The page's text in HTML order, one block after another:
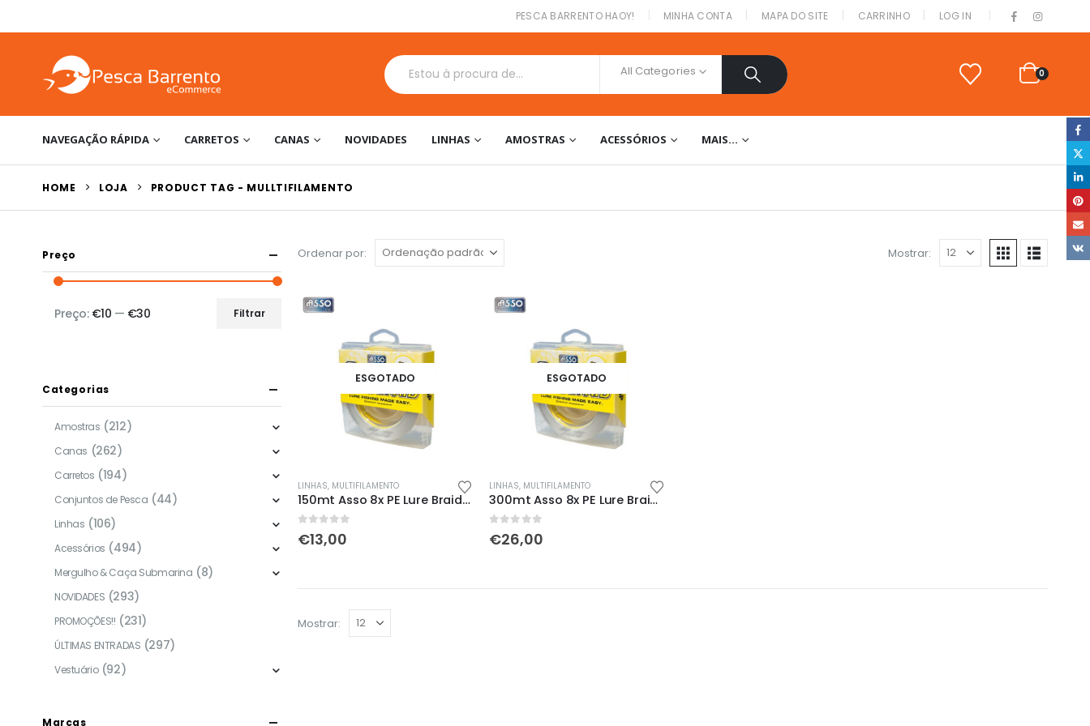
PESCA BARRENTO HAOY! MINHA CONTA MAPA DO SITE CARRINHO LOG IN
All Categories 0
NAVEGAÇÃO RÁPIDA CARRETOS CANAS NOVIDADES LINHAS AMOSTRAS ACESSÓRIOS MAIS…
HOME LOJA PRODUCT TAG - MULLTIFILAMENTO
Ordenar por: Mostrar:
ESGOTADO
This
product
has
multiple
may
LINHAS, MULTIFILAMENTO
150mt Asso 8x PE Lure Braid Amarelo
out of 5
€13,00
ESGOTADO
This
product
has
multiple
LINHAS, MULTIFILAMENTO
300mt Asso 8x PE Lure Braid Amarelo
out of 5
€26,00
Mostrar:
Preço
Preço
Preço
Filtrar
Preço: €10 — €30
Categorias
Amostras (212)
Canas (262)
Carretos (194)
Conjuntos de Pesca (44)
Linhas (106)
Acessórios (494)
Mergulho & Caça Submarina (8)
NOVIDADES (293)
PROMOÇÕES!! (231)
ÚLTIMAS ENTRADAS (297)
Vestuário (92)
Marcas